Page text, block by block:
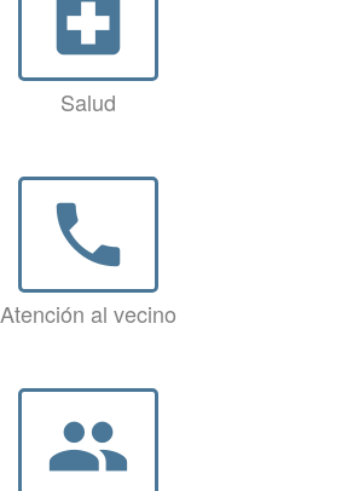
local_hospital
Salud
phone
Atención al vecino
group